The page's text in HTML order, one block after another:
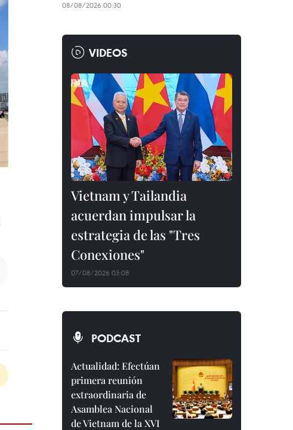
08/08/2026 00:30
VIDEOS
Vietnam y Tailandia
acuerdan impulsar la
estrategia de las "Tres
Conexiones"
07/08/2026 03:08
PODCAST
Actualidad: Efectúan
primera reunión
extraordinaria de
Asamblea Nacional
de Vietnam de la XVI